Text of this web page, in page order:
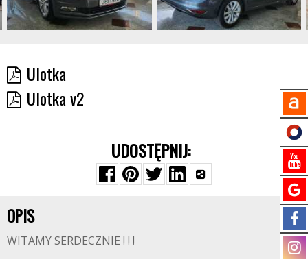
Ulotka
Ulotka v2
UDOSTĘPNIJ:
OPIS
WITAMY SERDECZNIE ! ! !